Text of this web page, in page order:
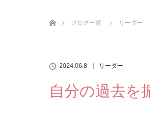
ブログ一覧
リーダー
2024.06.8 リーダー
自分の過去を